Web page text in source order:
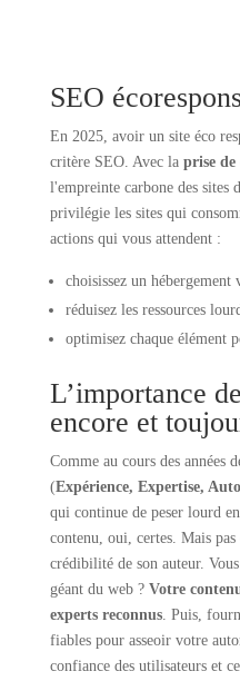
SEO
En 2025, avoir un site éco
critère SEO. Avec la prise de
l'empreinte carbone des sites
privilégie les sites qui
actions qui vous attendent :
choisissez un hébergement
réduisez les ressources
optimisez chaque élément
L’importance
encore et
Comme au cours des années
(Expérience, Expertise,
qui continue de peser lourd
contenu, oui, certes. Mais
crédibilité de son auteur.
géant du web ? Votre
experts reconnus. Puis,
fiables pour asseoir votre
confiance des utilisateurs et